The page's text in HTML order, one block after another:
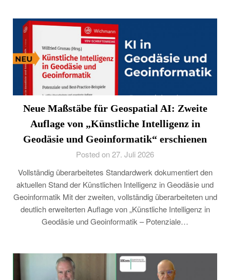
Neue Maßstäbe für Geospatial AI: Zweite
Auflage von „Künstliche Intelligenz in
Geodäsie und Geoinformatik“ erschienen
Posted on 27. Juli 2026
Vollständig überarbeitetes Standardwerk dokumentiert den
aktuellen Stand der Künstlichen Intelligenz in Geodäsie und
Geoinformatik Mit der zweiten, vollständig überarbeiteten und
deutlich erweiterten Auflage von „Künstliche Intelligenz in
Geodäsie und Geoinformatik – Potenziale…